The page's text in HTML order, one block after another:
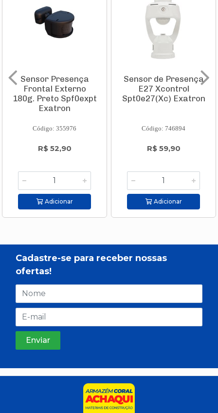
Sensor Presença
Frontal Externo
180g. Preto Spf0expt
Exatron
Código: 355976
R$ 52,90
Adicionar
Sensor de Presença
E27 Xcontrol
Spt0e27(Xc) Exatron
Código: 746894
R$ 59,90
Adicionar
Cadastre-se para receber nossas
ofertas!